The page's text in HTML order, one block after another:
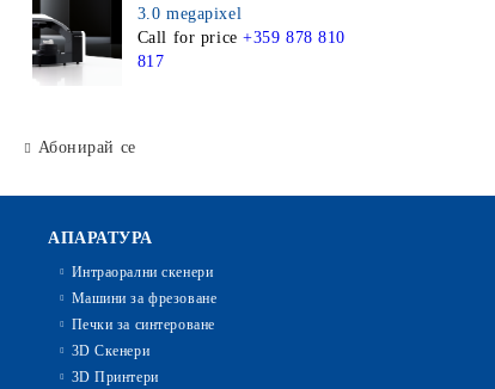
3.0 megapixel
Call for price +359 878 810
817
Абонирай се
АПАРАТУРА
Интраорални скенери
Машини за фрезоване
Печки за синтероване
3D Скенери
3D Принтери